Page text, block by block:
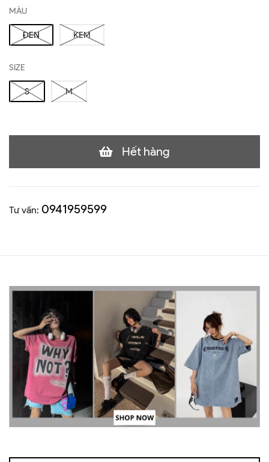
MÀU
ĐEN KEM
SIZE
S M
Hết hàng
Tư vấn: 0941959599